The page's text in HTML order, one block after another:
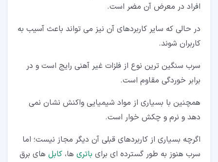
افراد در معرض آن مضر است.
در حالی که سایر کاربردهای آن نیز می تواند باعث آسیب به
کاربران شوند.
سرب سنگین ترین نوع از فلزات غیر آهنی رایج است و در
برابر خوردگی مقاوم است.
همچنین با بسیاری از مواد شیمیایی واکنش نشان نمی
دهد و نرم و چکش خوار است.
اگرچه بسیاری از کاربردهای قبلی آن دیگر مجاز نیست؛ اما
سرب هنوز به طور گسترده ای برای باتری ها، کابل های برق